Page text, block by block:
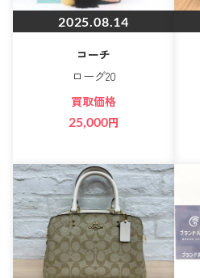
2025.08.14
コーチ
ローグ20
買取価格
25,000円